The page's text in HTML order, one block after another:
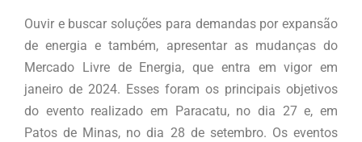
Ouvir e buscar soluções para demandas por expansão
de energia e também, apresentar as mudanças do
Mercado Livre de Energia, que entra em vigor em
janeiro de 2024. Esses foram os principais objetivos
do evento realizado em Paracatu, no dia 27 e, em
Patos de Minas, no dia 28 de setembro. Os eventos